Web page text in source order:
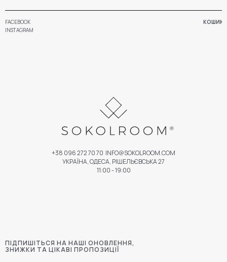
FACEBOOK КОШИК
ПІДПИШІТЬСЯ НА НАШІ ОНОВЛЕННЯ,
ЗНИЖКИ ТА ЦІКАВІ ПРОПОЗИЦІЇ
+38 096 272 70 70 INFO@SOKOLROOM.COM
УКРАЇНА, ОДЕСА, РІШЕЛЬЄВСЬКА 27
11:00 - 19:00
INSTAGRAM